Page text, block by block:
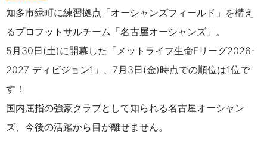
知多市緑町に練習拠点「オーシャンズフィールド」を構え
るプロフットサルチーム「名古屋オーシャンズ」。
5月30日(土)に開幕した「メットライフ生命Fリーグ2026-
2027 ディビジョン1」、7月3日(金)時点での順位は1位で
す！
国内屈指の強豪クラブとして知られる名古屋オーシャン
ズ、今後の活躍から目が離せません。